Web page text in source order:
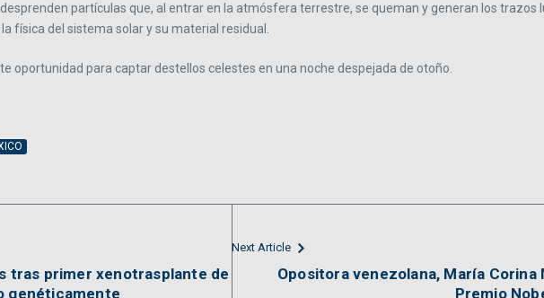
desprenden partículas que, al entrar en la atmósfera terrestre, se queman y generan los
física del sistema solar y su material residual.
oportunidad para captar destellos celestes en una noche despejada de otoño.
tras primer xenotrasplante de
genéticamente
Next Article
Opositora venezolana, María Corina
Premio